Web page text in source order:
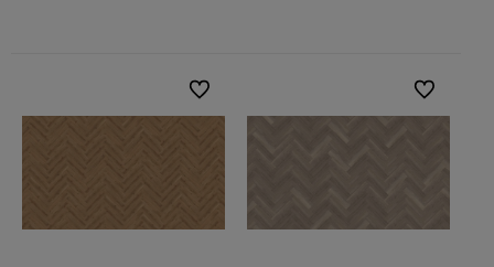
Do ulubionych Do